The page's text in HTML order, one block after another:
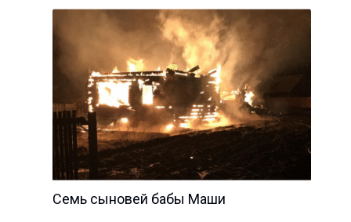
Семь сыновей бабы Маши